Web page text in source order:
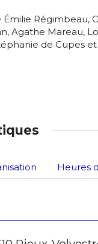
Statut /
Nom
Prénom
J'accepte
* Champ
Régimbeau,
Agathe Mareau,
de Cupes et
Heures